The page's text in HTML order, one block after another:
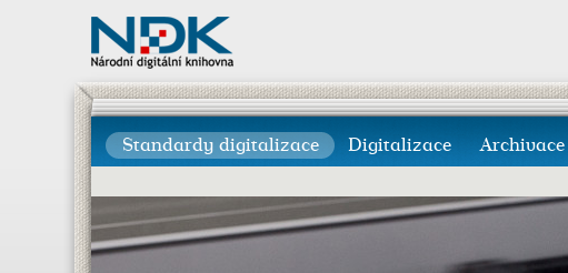
Standardy digitalizace Digitalizace Archivace